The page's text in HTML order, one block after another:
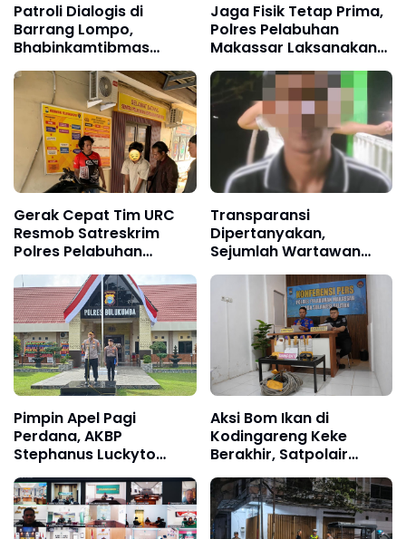
Patroli Dialogis di
Barrang Lompo,
Bhabinkamtibmas
Dengarkan Aspirasi
Warga Pesisir
Jaga Fisik Tetap Prima,
Polres Pelabuhan
Makassar Laksanakan
Tes Kesamaptaan
Jasmani Berkala
Semester II 2026
Gerak Cepat Tim URC
Resmob Satreskrim
Polres Pelabuhan
Makassar Bekuk Pencuri
Solar dan Dongkrak
Truk
Transparansi
Dipertanyakan,
Sejumlah Wartawan
Diduga Diblokir oleh
Kapolsek Camplong
Pimpin Apel Pagi
Perdana, AKBP
Stephanus Luckyto
Tekankan Disiplin,
Kebersihan, dan
Kecintaan terhadap
Organisasi
Aksi Bom Ikan di
Kodingareng Keke
Berakhir, Satpolair
Polres Pelabuhan
Makassar Amankan Dua
Pelaku a